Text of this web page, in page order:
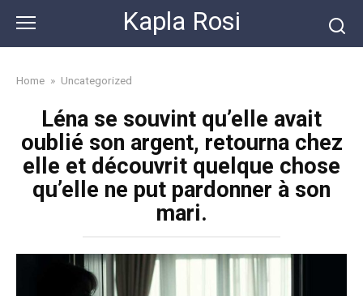
content
Kapla Rosi
Home » Uncategorized
Léna se souvint qu’elle avait
oublié son argent, retourna chez
elle et découvrit quelque chose
qu’elle ne put pardonner à son
mari.